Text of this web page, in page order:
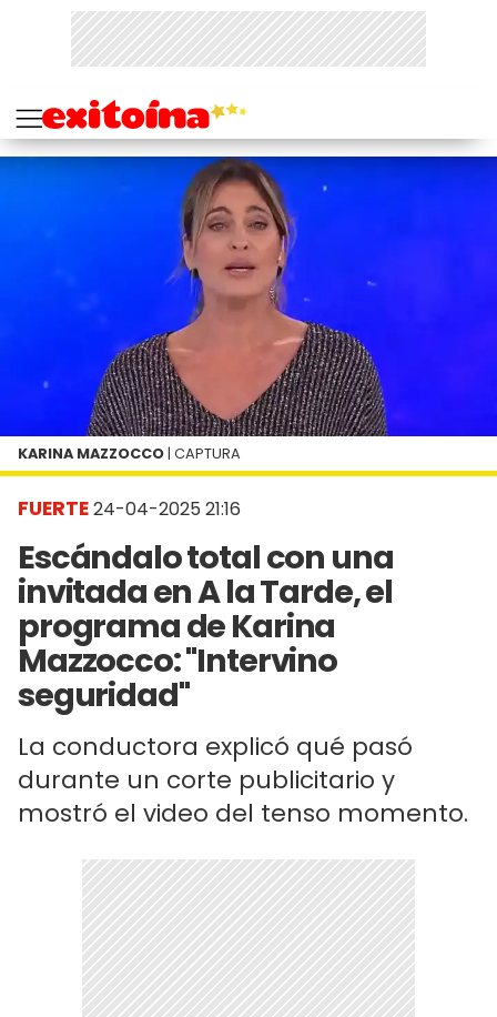
FUERTE24-04-2025 21:16
Escándalo total con una
invitada en A la Tarde, el
programa de Karina
Mazzocco: "Intervino
seguridad"
La conductora explicó qué pasó
durante un corte publicitario y
mostró el video del tenso momento.
KARINA MAZZOCCO | CAPTURA